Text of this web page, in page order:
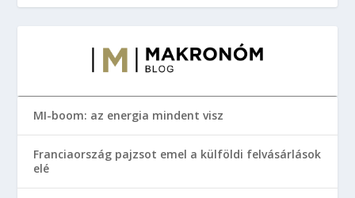
MI-boom: az energia mindent visz
Franciaország pajzsot emel a külföldi felvásárlások
elé